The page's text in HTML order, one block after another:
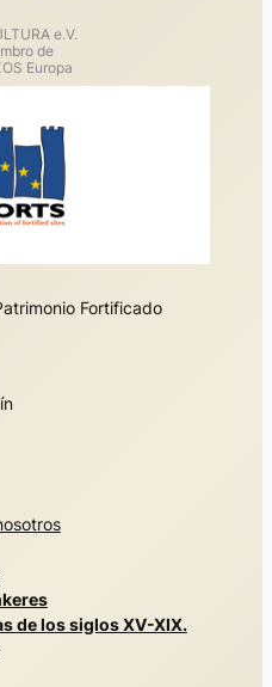
e.V.
de
Europa
Fortificado
de los siglos XV-XIX.